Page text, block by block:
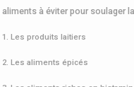
aliments à éviter pour soulager
1. Les produits laitiers
2. Les aliments épicés